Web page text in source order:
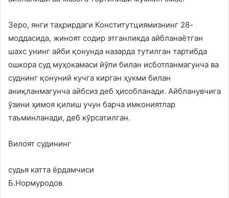
Зеро, янги таҳрирдаги Конститутциямизнинг 28-
моддасида, жиноят содир этганликда айбланаётган
шахс унинг айби қонунда назарда тутилган тартибда
ошкора суд муҳокамаси йўли билан исботланмагунча ва
суднинг қонуний кучга кирган ҳукми билан
аниқланмагунча айбсиз деб ҳисобланади. Айбланувчига
ўзини ҳимоя қилиш учун барча имкониятлар
таъминланади, деб кўрсатилган.
Вилоят судининг
судья катта ёрдамчиси
Б.Нормуродов